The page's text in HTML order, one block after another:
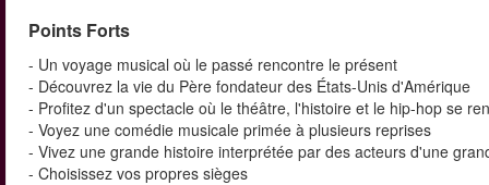
Points Forts
- Un voyage musical où le passé rencontre le présent
- Découvrez la vie du Père fondateur des États-Unis d'Amérique
- Profitez d'un spectacle où le théâtre, l'histoire et le hip-hop se
- Voyez une comédie musicale primée à plusieurs reprises
- Vivez une grande histoire interprétée par des acteurs d'une
- Choisissez vos propres sièges